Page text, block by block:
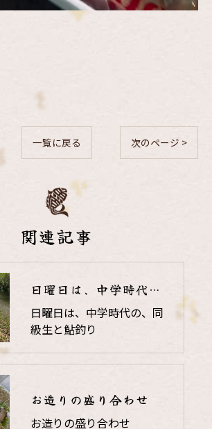
一覧に戻る 次のページ >
関連記事
日曜日は、中学時代の、同級生と鮎釣り
日曜日は、中学時代の、同
級生と鮎釣り
お造りの盛り合わせ
お造りの盛り合わせ